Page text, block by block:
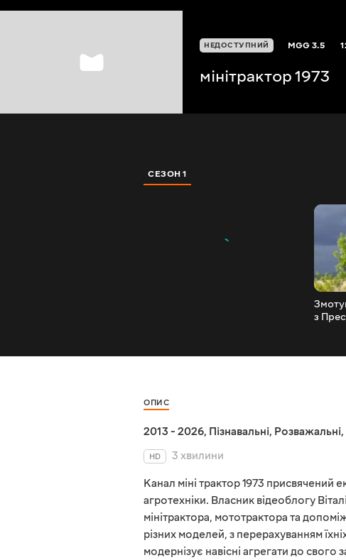
НЕДОСТУПНИЙ MGG3.5
мінітрактор 1973
СЕЗОН 1
з
ОПИС
2013 - 2026, Пізнавальні, Розважальні,
HD
3 хвилини
Канал міні трактор 1973 присвячений
агротехніки. Власник відеоблогу
мінітрактора, мототрактора та
різних моделей, з перерахуванням
модернізує навісні агрегати до